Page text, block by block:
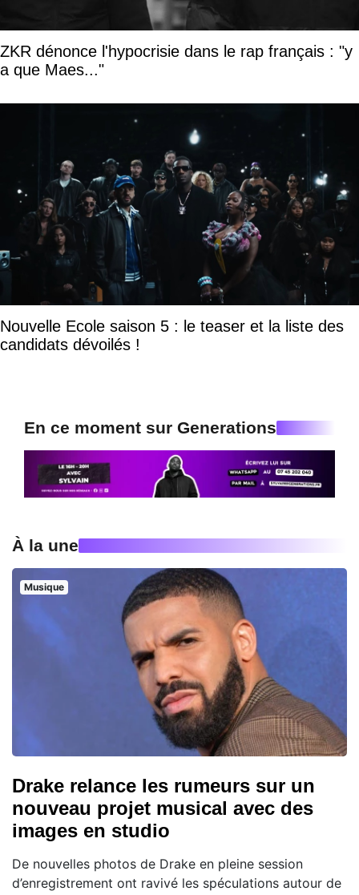
ZKR dénonce l'hypocrisie dans le rap français : "y
a que Maes..."
Nouvelle Ecole saison 5 : le teaser et la liste des
candidats dévoilés !
En ce moment sur Generations
À la une
Musique
Drake relance les rumeurs sur un
nouveau projet musical avec des
images en studio
De nouvelles photos de Drake en pleine session
d’enregistrement ont ravivé les spéculations autour de